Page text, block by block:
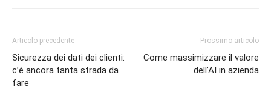
Articolo precedente
Sicurezza dei dati dei clienti:
c’è ancora tanta strada da
fare
Prossimo articolo
Come massimizzare il valore
dell’AI in azienda